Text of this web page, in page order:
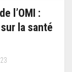
l’OMI :
la santé